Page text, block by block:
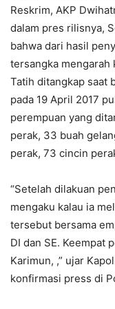
Reskrim, AKP
dalam pres rilisnya,
bahwa dari hasil
tersangka mengarah
Tatih ditangkap saat
pada 19 April 2017
perempuan yang
perak, 33 buah
perak, 73 cincin
“Setelah dilakuan
mengaku kalau ia
tersebut bersama
DI dan SE. Keempat
Karimun, ,” ujar
konfirmasi press di